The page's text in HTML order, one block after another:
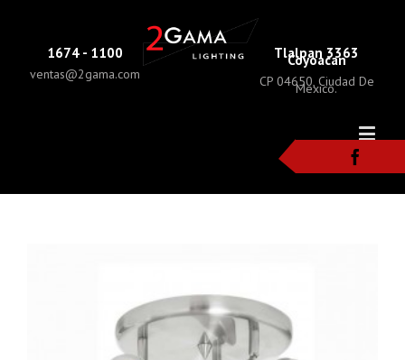
1674 - 1100
ventas@2gama.com
Tlalpan 3363
Coyoacan
CP 04650, Ciudad De
Mexico.